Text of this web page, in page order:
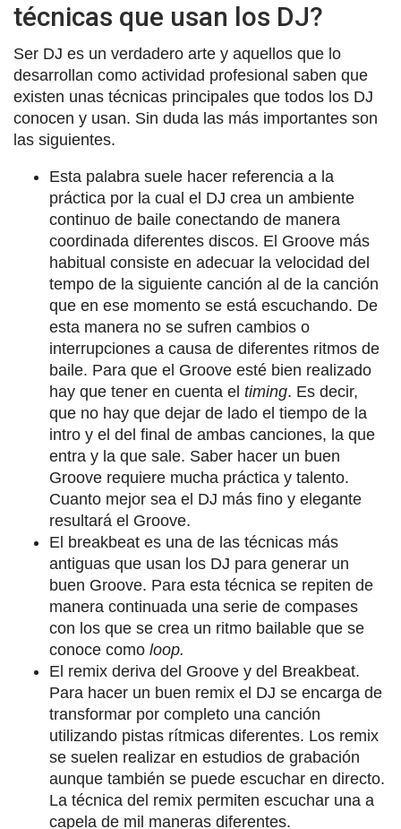
técnicas que usan los DJ?
Ser DJ es un verdadero arte y aquellos que lo
desarrollan como actividad profesional saben que
existen unas técnicas principales que todos los DJ
conocen y usan. Sin duda las más importantes son
las siguientes.
Esta palabra suele hacer referencia a la
práctica por la cual el DJ crea un ambiente
continuo de baile conectando de manera
coordinada diferentes discos. El Groove más
habitual consiste en adecuar la velocidad del
tempo de la siguiente canción al de la canción
que en ese momento se está escuchando. De
esta manera no se sufren cambios o
interrupciones a causa de diferentes ritmos de
baile. Para que el Groove esté bien realizado
hay que tener en cuenta el timing. Es decir,
que no hay que dejar de lado el tiempo de la
intro y el del final de ambas canciones, la que
entra y la que sale. Saber hacer un buen
Groove requiere mucha práctica y talento.
Cuanto mejor sea el DJ más fino y elegante
resultará el Groove.
El breakbeat es una de las técnicas más
antiguas que usan los DJ para generar un
buen Groove. Para esta técnica se repiten de
manera continuada una serie de compases
con los que se crea un ritmo bailable que se
conoce como loop.
El remix deriva del Groove y del Breakbeat.
Para hacer un buen remix el DJ se encarga de
transformar por completo una canción
utilizando pistas rítmicas diferentes. Los remix
se suelen realizar en estudios de grabación
aunque también se puede escuchar en directo.
La técnica del remix permiten escuchar una a
capela de mil maneras diferentes.